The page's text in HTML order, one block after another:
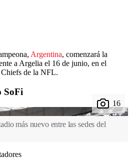
Argentina, comenzará la
a Argelia el 16 de junio, en el
Chiefs de la NFL.
SoFi
más nuevo entre las sedes del